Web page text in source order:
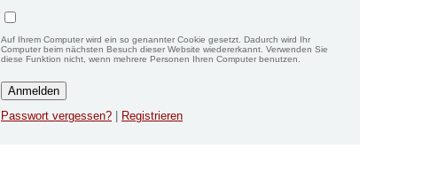
Auf Ihrem Computer wird ein so genannter Cookie gesetzt. Dadurch wird Ihr
Computer beim nächsten Besuch dieser Website wiedererkannt. Verwenden Sie
diese Funktion nicht, wenn mehrere Personen Ihren Computer benutzen.
Passwort vergessen? Registrieren